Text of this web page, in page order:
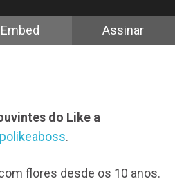
Embed Assinar
do Like a
.
flores desde os 10 anos.